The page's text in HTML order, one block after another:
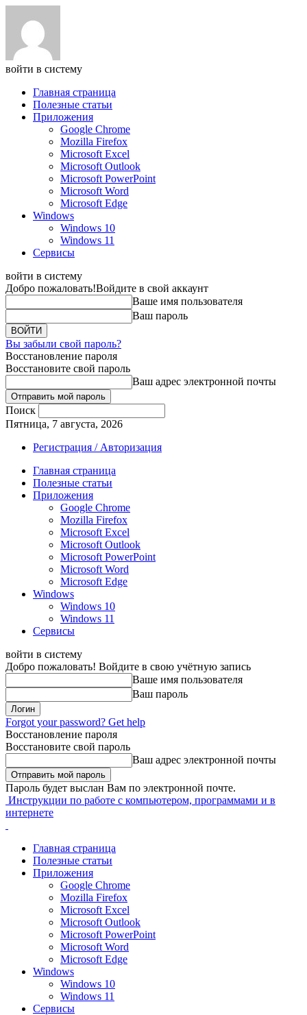
войти в систему
Главная страница
Полезные статьи
Приложения
Google Chrome
Mozilla Firefox
Microsoft Excel
Microsoft Outlook
Microsoft PowerPoint
Microsoft Word
Microsoft Edge
Windows
Windows 10
Windows 11
Сервисы
войти в систему
Добро пожаловать!Войдите в свой аккаунт
Ваше имя пользователя
Ваш пароль
Вы забыли свой пароль?
Восстановление пароля
Восстановите свой пароль
Ваш адрес электронной почты
Поиск
Пятница, 7 августа, 2026
Регистрация / Авторизация
Главная страница
Полезные статьи
Приложения
Google Chrome
Mozilla Firefox
Microsoft Excel
Microsoft Outlook
Microsoft PowerPoint
Microsoft Word
Microsoft Edge
Windows
Windows 10
Windows 11
Сервисы
войти в систему
Добро пожаловать! Войдите в свою учётную запись
Ваше имя пользователя
Ваш пароль
Forgot your password? Get help
Восстановление пароля
Восстановите свой пароль
Ваш адрес электронной почты
Пароль будет выслан Вам по электронной почте.
Инструкции по работе с компьютером, программами и в
интернете
Главная страница
Полезные статьи
Приложения
Google Chrome
Mozilla Firefox
Microsoft Excel
Microsoft Outlook
Microsoft PowerPoint
Microsoft Word
Microsoft Edge
Windows
Windows 10
Windows 11
Сервисы